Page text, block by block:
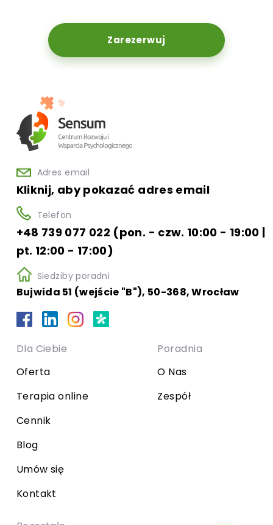
Zarezerwuj
Adres email
Kliknij, aby pokazać adres email
Telefon
+48 739 077 022 (pon. - czw. 10:00 - 19:00 |
pt. 12:00 - 17:00)
Siedziby poradni
Bujwida 51 (wejście "B"), 50-368, Wrocław
Dla Ciebie
Oferta
Terapia online
Cennik
Blog
Umów się
Kontakt
Poradnia
O Nas
Zespół